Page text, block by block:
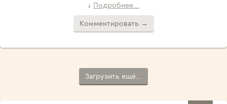
↓ Подробнее...
Комментировать →
Загрузить ещё...